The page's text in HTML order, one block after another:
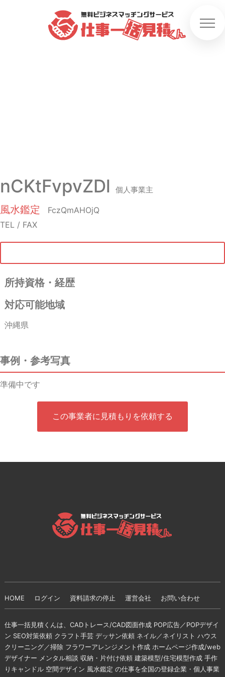
nCKtFvpvZDl 個人事業主
風水鑑定
FczQmAHOjQ
TEL / FAX
所持資格・経歴
対応可能地域
沖縄県
事例・参考写真
準備中です
この事業者に見積もりを依頼する
HOME ログイン 資料請求の停止 運営会社 お問い合わせ
仕事一括見積くんは、CADトレース/CAD図面作成 POP広告／POPデザイ
ン SEO対策依頼 クラフト手芸 デッサン依頼 ネイル／ネイリスト ハウス
クリーニング／掃除 フラワーアレンジメント作成 ホームページ作成/web
デザイナー メンタル相談 収納・片付け依頼 建築模型/住宅模型作成 手作
りキャンドル 空間デザイン 風水鑑定 の仕事を全国の登録企業・個人事業